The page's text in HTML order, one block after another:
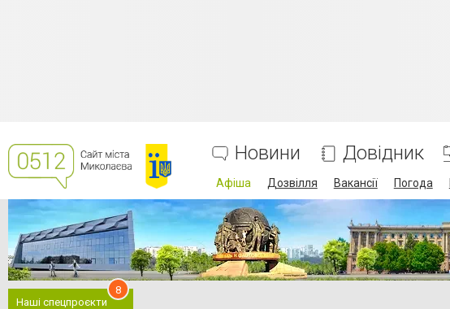
Новини Довідник
Афіша Дозвілля Вакансії Погода
Наші спецпроєкти
8